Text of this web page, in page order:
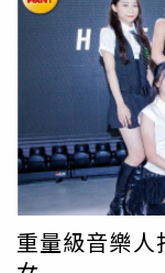
結構，另一位主
語》，因此加入
跨越時空的旅行
尤其高潮段需突
他們讓聲音停留
呈現更療癒且溫
生〉。（圖／滾
〈愛情釀的酒〉，
紘武包辦詞曲創作
酒般濃烈哀愁。這
重量級音樂